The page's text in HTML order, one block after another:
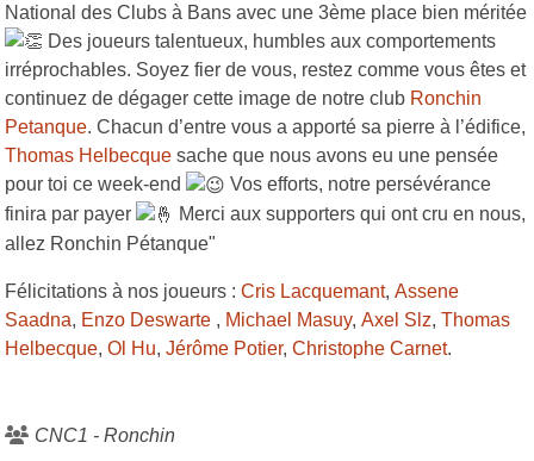
National des Clubs à Bans avec une 3ème place bien méritée
Des joueurs talentueux, humbles aux comportements
irréprochables. Soyez fier de vous, restez comme vous êtes et
continuez de dégager cette image de notre club Ronchin
Petanque. Chacun d’entre vous a apporté sa pierre à l’édifice,
Thomas Helbecque sache que nous avons eu une pensée
pour toi ce week-end
Vos efforts, notre persévérance
finira par payer
Merci aux supporters qui ont cru en nous,
allez Ronchin Pétanque"
Félicitations à nos joueurs : Cris Lacquemant, Assene
Saadna, Enzo Deswarte , Michael Masuy, Axel Slz, Thomas
Helbecque, Ol Hu, Jérôme Potier, Christophe Carnet.
CNC1 - Ronchin